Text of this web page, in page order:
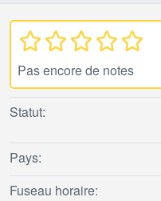
Pas encore de notes
Statut:
Pays:
Fuseau horaire: